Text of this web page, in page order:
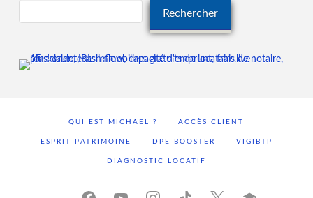
Rechercher
QUI EST MICHAEL ? ACCÈS CLIENT
ESPRIT PATRIMOINE DPE BOOSTER VIGIBTP
DIAGNOSTIC LOCATIF